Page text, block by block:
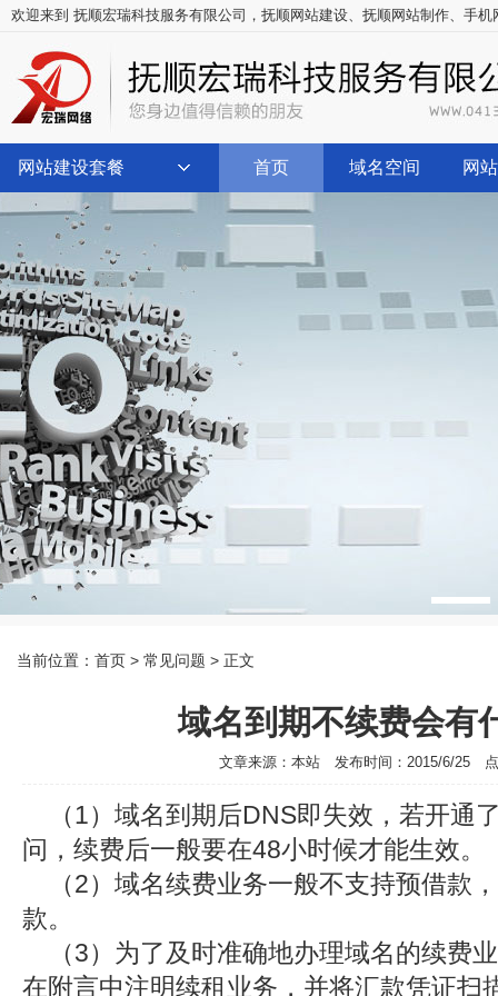
欢迎来到 抚顺宏瑞科技服务有限公司， 抚顺网站建设、 抚顺网站制作、 手机
网站建设套餐 首页 域名空间 网
当前位置： 首页 > 常见问题 > 正文
域名到期不续费会有
文章来源：本站 发布时间：2015/6/25 点
（1）域名到期后DNS即失效，若开通
问，续费后一般要在48小时候才能生效。
（2）域名续费业务一般不支持预借款
款。
（3）为了及时准确地办理域名的续费
在附言中注明续租业务，并将汇款凭证扫